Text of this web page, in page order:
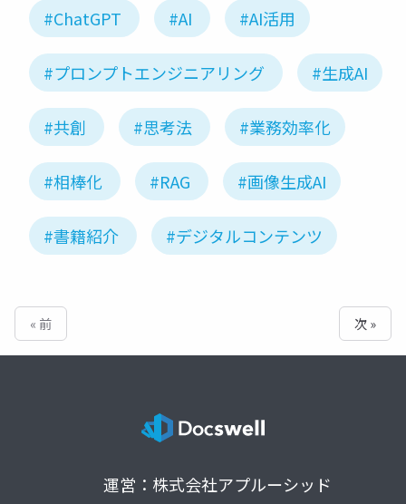
#ChatGPT #AI #AI活用
#プロンプトエンジニアリング #生成AI
#共創 #思考法 #業務効率化
#相棒化 #RAG #画像生成AI
#書籍紹介 #デジタルコンテンツ
« 前 次 »
運営：株式会社アプルーシッド